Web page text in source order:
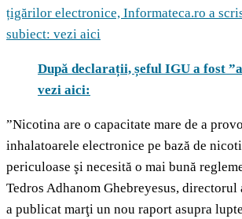
țigărilor electronice, Informateca.ro a
subiect: vezi aici
După declarații, șeful IGU a fost
vezi aici:
”Nicotina are o capacitate mare de a
inhalatoarele electronice pe bază de
periculoase şi necesită o mai bună
Tedros Adhanom Ghebreyesus, directorul
a publicat marţi un nou raport asupra